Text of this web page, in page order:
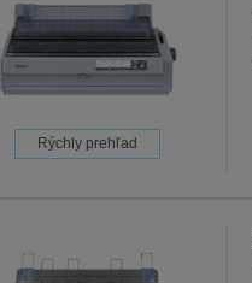
Rýchly prehľad